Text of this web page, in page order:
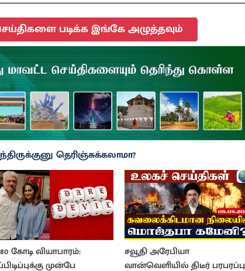
படிக்க இங்கே அழுத்தவும்
தெரிஞ்சுக்கலாமா?
கோடி வியாபாரம்:
முன்பே
சவூதி அரேபியா
வான்வெளியில் திடீர் பரபரப்பு